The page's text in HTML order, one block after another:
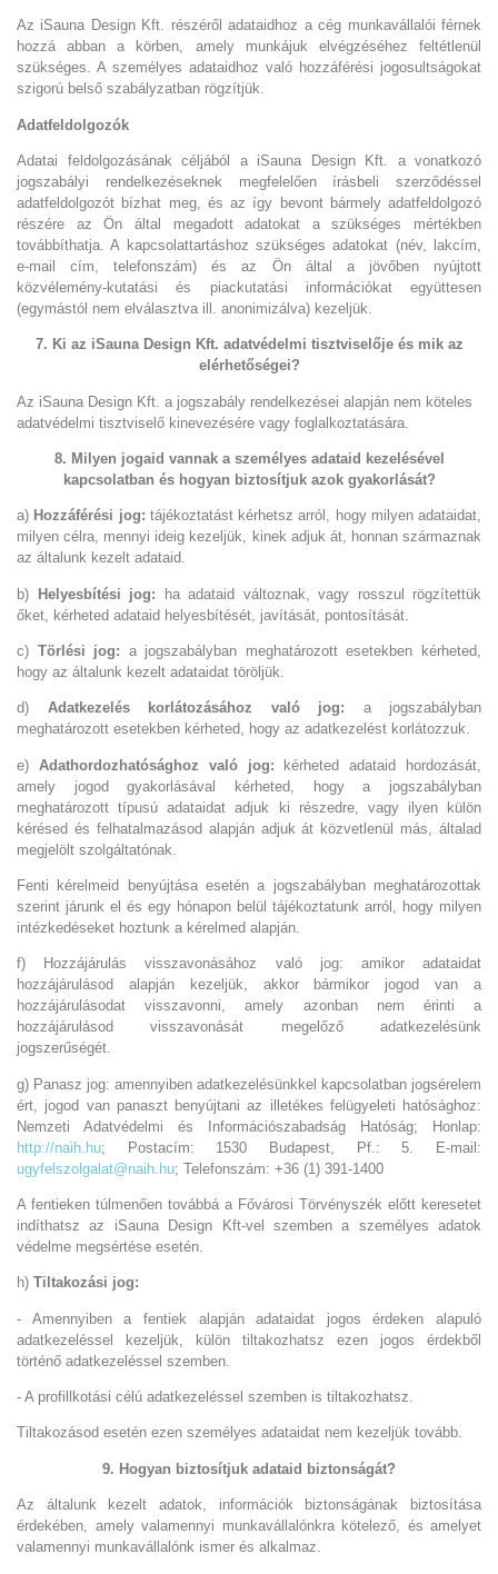
Az iSauna Design Kft. részéről adataidhoz a cég munkavállalói férnek
hozzá abban a körben, amely munkájuk elvégzéséhez feltétlenül
szükséges. A személyes adataidhoz való hozzáférési jogosultságokat
szigorú belső szabályzatban rögzítjük.
Adatfeldolgozók
Adatai feldolgozásának céljából a iSauna Design Kft. a vonatkozó
jogszabályi rendelkezéseknek megfelelően írásbeli szerződéssel
adatfeldolgozót bízhat meg, és az így bevont bármely adatfeldolgozó
részére az Ön által megadott adatokat a szükséges mértékben
továbbíthatja. A kapcsolattartáshoz szükséges adatokat (név, lakcím,
e-mail cím, telefonszám) és az Ön által a jövőben nyújtott
közvélemény-kutatási és piackutatási információkat együttesen
(egymástól nem elválasztva ill. anonimizálva) kezeljük.
7. Ki az iSauna Design Kft. adatvédelmi tisztviselője és mik az
elérhetőségei?
Az iSauna Design Kft. a jogszabály rendelkezései alapján nem köteles
adatvédelmi tisztviselő kinevezésére vagy foglalkoztatására.
8. Milyen jogaid vannak a személyes adataid kezelésével
kapcsolatban és hogyan biztosítjuk azok gyakorlását?
a) Hozzáférési jog: tájékoztatást kérhetsz arról, hogy milyen adataidat,
milyen célra, mennyi ideig kezeljük, kinek adjuk át, honnan származnak
az általunk kezelt adataid.
b) Helyesbítési jog: ha adataid változnak, vagy rosszul rögzítettük
őket, kérheted adataid helyesbítését, javítását, pontosítását.
c) Törlési jog: a jogszabályban meghatározott esetekben kérheted,
hogy az általunk kezelt adataidat töröljük.
d) Adatkezelés korlátozásához való jog: a jogszabályban
meghatározott esetekben kérheted, hogy az adatkezelést korlátozzuk.
e) Adathordozhatósághoz való jog: kérheted adataid hordozását,
amely jogod gyakorlásával kérheted, hogy a jogszabályban
meghatározott típusú adataidat adjuk ki részedre, vagy ilyen külön
kérésed és felhatalmazásod alapján adjuk át közvetlenül más, általad
megjelölt szolgáltatónak.
Fenti kérelmeid benyújtása esetén a jogszabályban meghatározottak
szerint járunk el és egy hónapon belül tájékoztatunk arról, hogy milyen
intézkedéseket hoztunk a kérelmed alapján.
f) Hozzájárulás visszavonásához való jog: amikor adataidat
hozzájárulásod alapján kezeljük, akkor bármikor jogod van a
hozzájárulásodat visszavonni, amely azonban nem érinti a
hozzájárulásod visszavonását megelőző adatkezelésünk
jogszerűségét.
g) Panasz jog: amennyiben adatkezelésünkkel kapcsolatban jogsérelem
ért, jogod van panaszt benyújtani az illetékes felügyeleti hatósághoz:
Nemzeti Adatvédelmi és Információszabadság Hatóság; Honlap:
http://naih.hu; Postacím: 1530 Budapest, Pf.: 5. E-mail:
ugyfelszolgalat@naih.hu; Telefonszám: +36 (1) 391-1400
A fentieken túlmenően továbbá a Fővárosi Törvényszék előtt keresetet
indíthatsz az iSauna Design Kft-vel szemben a személyes adatok
védelme megsértése esetén.
h) Tiltakozási jog:
- Amennyiben a fentiek alapján adataidat jogos érdeken alapuló
adatkezeléssel kezeljük, külön tiltakozhatsz ezen jogos érdekből
történő adatkezeléssel szemben.
- A profillkotási célú adatkezeléssel szemben is tiltakozhatsz.
Tiltakozásod esetén ezen személyes adataidat nem kezeljük tovább.
9. Hogyan biztosítjuk adataid biztonságát?
Az általunk kezelt adatok, információk biztonságának biztosítása
érdekében, amely valamennyi munkavállalónkra kötelező, és amelyet
valamennyi munkavállalónk ismer és alkalmaz.